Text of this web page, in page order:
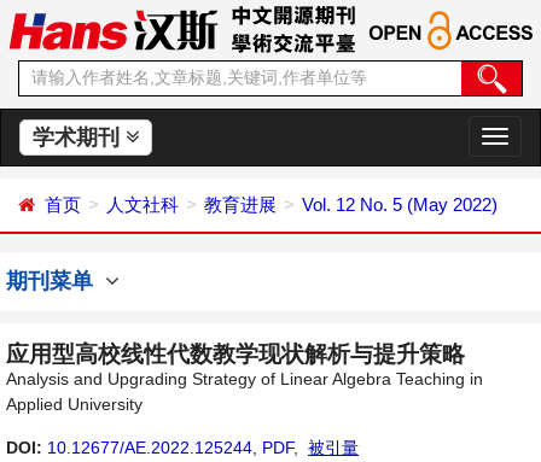
学术期刊
切
换
航
首页 人文社科 教育进展 Vol. 12 No. 5 (May 2022)
期刊菜单
应用型高校线性代数教学现状解析与提升策略
Analysis and Upgrading Strategy of Linear Algebra Teaching in
Applied University
DOI: 10.12677/AE.2022.125244 PDF,
被引量